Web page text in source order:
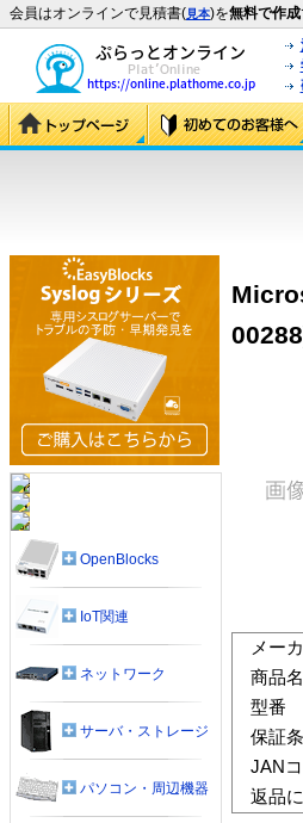
会員はオンラインで見積書(見本)を無料で作成
メー
商品名
型番
保証
JAN
返品
OpenBlocks
IoT関連
ネットワーク
サーバ・ストレージ
パソコン・周辺機器